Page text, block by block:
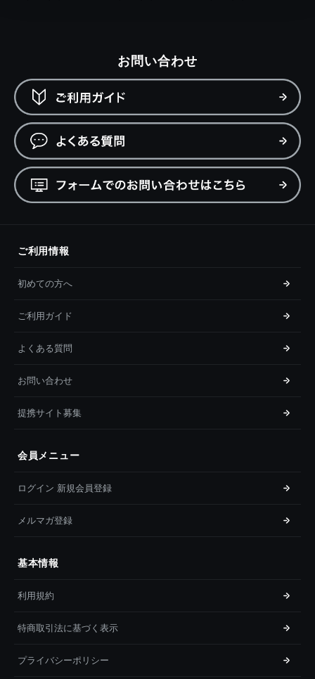
お問い合わせ
ご利用情報
初めての方へ
ご利用ガイド
よくある質問
お問い合わせ
提携サイト募集
会員メニュー
ログイン 新規会員登録
メルマガ登録
基本情報
利用規約
特商取引法に基づく表示
プライバシーポリシー